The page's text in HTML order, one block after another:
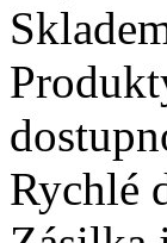
Rychlé